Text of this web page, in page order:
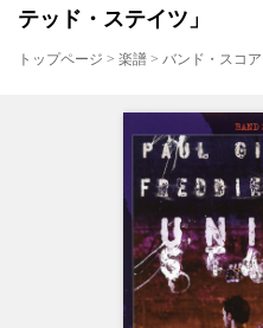
テッド・ステイツ」
トップページ > 楽譜 > バンド・スコア